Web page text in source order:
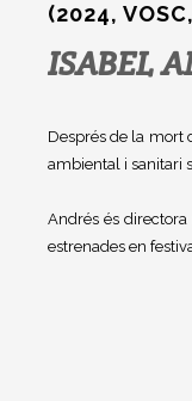
(2024,
ISABEL
Després de la mort
ambiental i sanitari
Andrés és
estrenades en